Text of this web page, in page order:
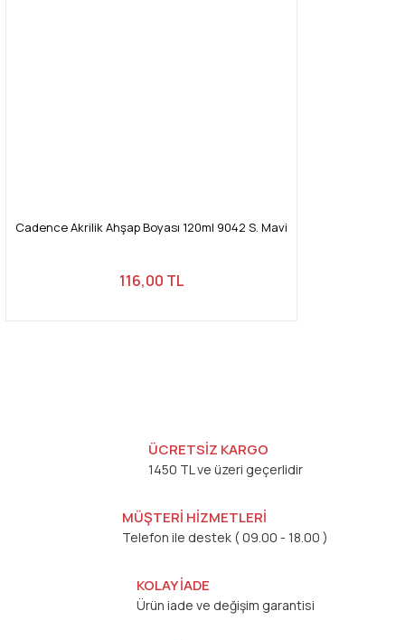
Cadence Akrilik Ahşap Boyası 120ml 9042 S. Mavi
116,00 TL
ÜCRETSİZ KARGO
1450 TL ve üzeri geçerlidir
MÜŞTERİ HİZMETLERİ
Telefon ile destek ( 09.00 - 18.00 )
KOLAY İADE
Ürün iade ve değişim garantisi